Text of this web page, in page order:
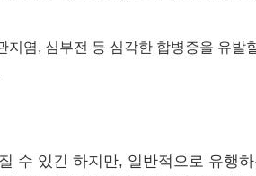
지염, 심부전 등 심각한 합병증을 유발
수 있긴 하지만, 일반적으로 유행